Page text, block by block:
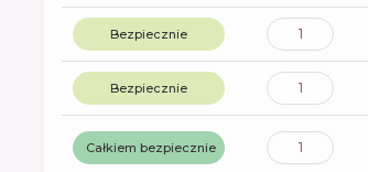
Bezpiecznie 1
Bezpiecznie 1
Całkiem bezpiecznie 1